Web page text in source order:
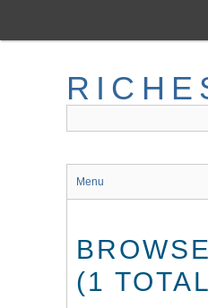
main
Menu
(1